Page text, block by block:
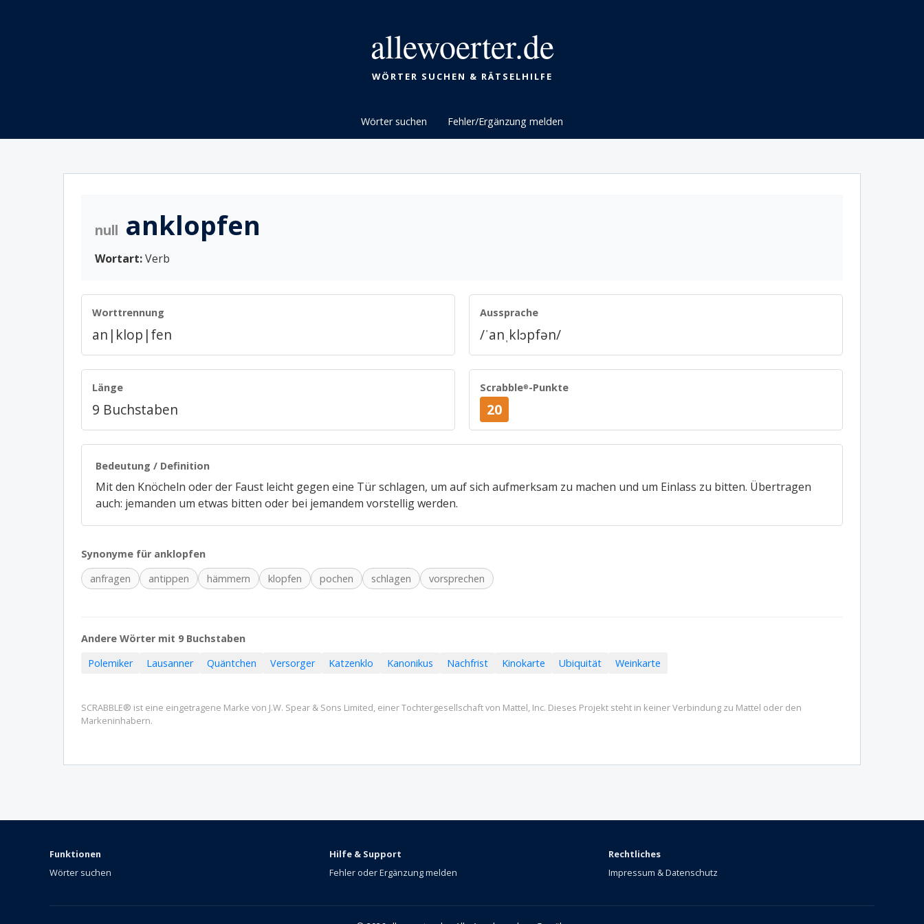
allewoerter.de
WÖRTER SUCHEN & RÄTSELHILFE
Wörter suchen Fehler/Ergänzung melden
null anklopfen
Wortart:Verb
Worttrennung
an|klop|fen
Aussprache
/ˈanˌklɔpfən/
Länge
9 Buchstaben
Scrabble®-Punkte
20
Bedeutung / Definition
Mit den Knöcheln oder der Faust leicht gegen eine Tür schlagen, um auf sich aufmerksam zu machen und um Einlass zu bitten. Übertragen
auch: jemanden um etwas bitten oder bei jemandem vorstellig werden.
Synonyme für anklopfen
anfragen
antippen hämmern klopfen pochen schlagen vorsprechen
Andere Wörter mit 9 Buchstaben
Polemiker
Lausanner Quäntchen Versorger Katzenklo Kanonikus Nachfrist Kinokarte Ubiquität Weinkarte
SCRABBLE® ist eine eingetragene Marke von J.W. Spear & Sons Limited, einer Tochtergesellschaft von Mattel, Inc. Dieses Projekt steht in keiner Verbindung zu Mattel oder den
Markeninhabern.
Funktionen
Wörter suchen
Hilfe & Support
Fehler oder Ergänzung melden
Rechtliches
Impressum & Datenschutz